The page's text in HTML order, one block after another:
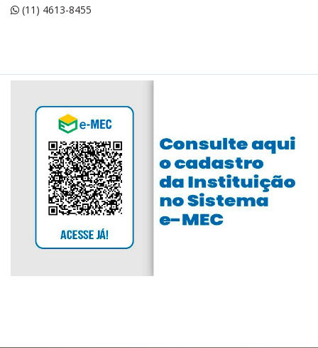
(11) 4613-8455